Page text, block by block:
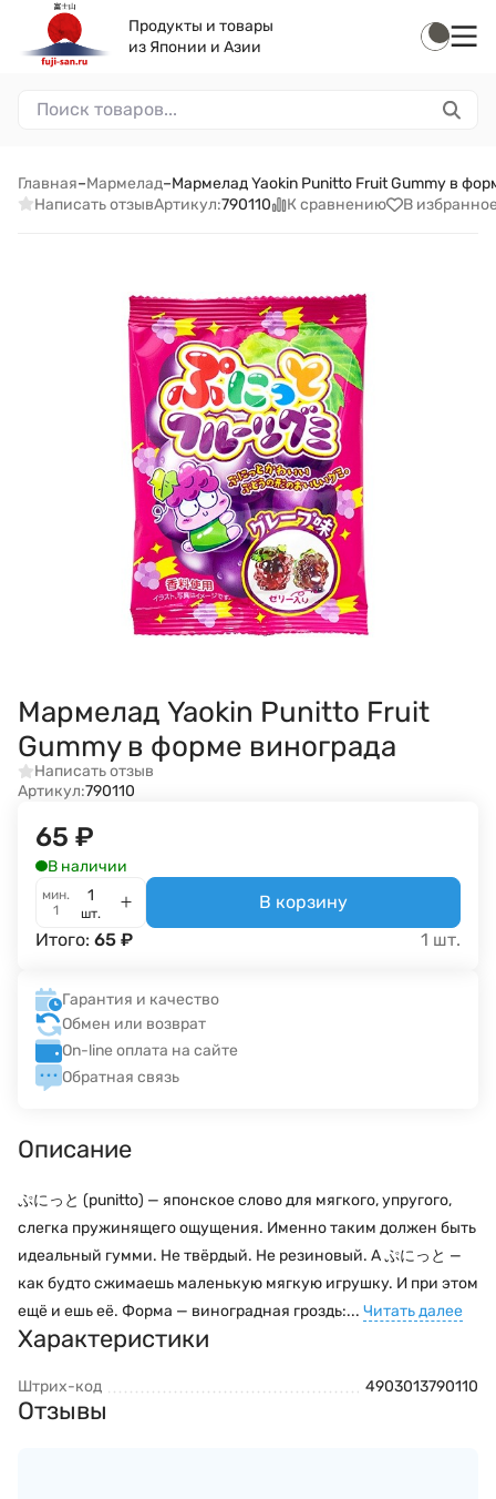
Продукты и товары
из Японии и Азии
Главная–Мармелад–Мармелад Yaokin Punitto Fruit Gummy в
Написать отзывАртикул:790110 К сравнению В
Мармелад Yaokin Punitto Fruit
Gummy в форме винограда
Написать отзыв
Артикул:790110
65 ₽
В наличии
мин.
1
шт.
В корзину
Итого: 65 ₽ 1 шт.
Гарантия и качество
Обмен или возврат
On-line оплата на сайте
Обратная связь
Описание
ぷにっと (punitto) — японское слово для мягкого, упругого,
слегка пружинящего ощущения. Именно таким должен быть
идеальный гумми. Не твёрдый. Не резиновый. А ぷにっと —
как будто сжимаешь маленькую мягкую игрушку. И при этом
ещё и ешь её. Форма — виноградная гроздь:... Читать далее
Характеристики
Штрих-код 4903013790110
Отзывы